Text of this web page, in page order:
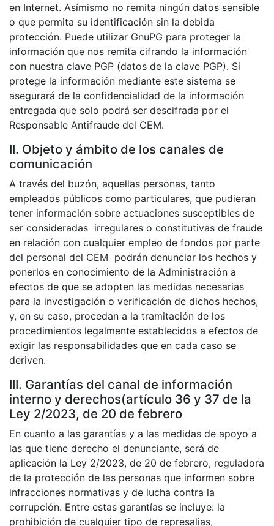
en Internet. Asímismo no remita ningún datos sensible
o que permita su identificación sin la debida
protección. Puede utilizar GnuPG para proteger la
información que nos remita cifrando la información
con nuestra clave PGP (datos de la clave PGP). Si
protege la información mediante este sistema se
asegurará de la confidencialidad de la información
entregada que solo podrá ser descifrada por el
Responsable Antifraude del CEM.
II. Objeto y ámbito de los canales de
comunicación
A través del buzón, aquellas personas, tanto
empleados públicos como particulares, que pudieran
tener información sobre actuaciones susceptibles de
ser consideradas irregulares o constitutivas de fraude
en relación con cualquier empleo de fondos por parte
del personal del CEM podrán denunciar los hechos y
ponerlos en conocimiento de la Administración a
efectos de que se adopten las medidas necesarias
para la investigación o verificación de dichos hechos,
y, en su caso, procedan a la tramitación de los
procedimientos legalmente establecidos a efectos de
exigir las responsabilidades que en cada caso se
deriven.
III. Garantías del canal de información
interno y derechos(artículo 36 y 37 de la
Ley 2/2023, de 20 de febrero
En cuanto a las garantías y a las medidas de apoyo a
las que tiene derecho el denunciante, será de
aplicación la Ley 2/2023, de 20 de febrero, reguladora
de la protección de las personas que informen sobre
infracciones normativas y de lucha contra la
corrupción. Entre estas garantías se incluye: la
prohibición de cualquier tipo de represalias,